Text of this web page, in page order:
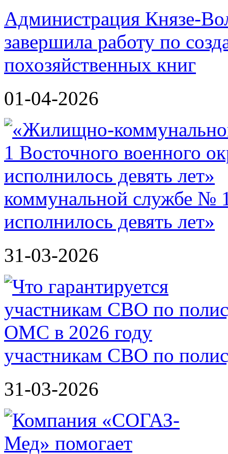
Администрация Князе-
завершила работу по
похозяйственных книг
01-04-2026
коммунальной службе №
исполнилось девять лет»
31-03-2026
участникам СВО по
31-03-2026